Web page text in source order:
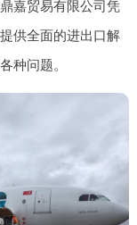
嘉贸易有限公司凭
供全面的进出口解
种问题。